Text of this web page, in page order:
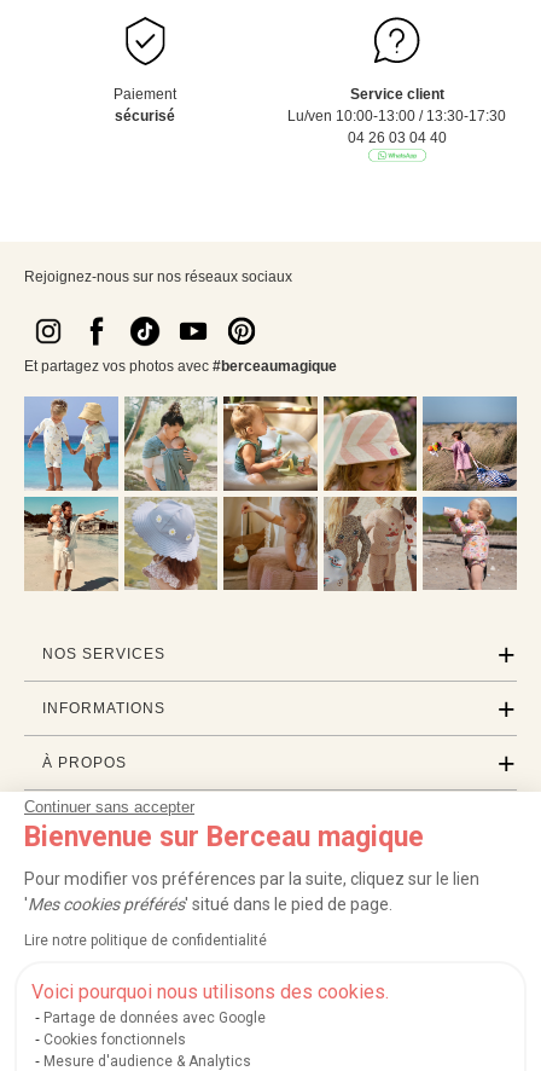
Continuer sans accepter
Bienvenue sur Berceau magique
Pour modifier vos préférences par la suite, cliquez sur le lien
'Mes cookies préférés' situé dans le pied de page.
Lire notre politique de confidentialité
Voici pourquoi nous utilisons des cookies.
Partage de données avec Google
Cookies fonctionnels
Mesure d'audience & Analytics
Paiement
sécurisé
Service client
Lu/ven 10:00-13:00 / 13:30-17:30
04 26 03 04 40
Rejoignez-nous sur nos réseaux sociaux
Et partagez vos photos avec #berceaumagique
NOS SERVICES
INFORMATIONS
À PROPOS
PROFESSIONNELS
LISTES CADEAUX
Service après-vente| FAQ |Rappels de produits|Protection des données
Mentions légales et crédits Conditions générales de ventes
Nos moyens de paiement sécurisés